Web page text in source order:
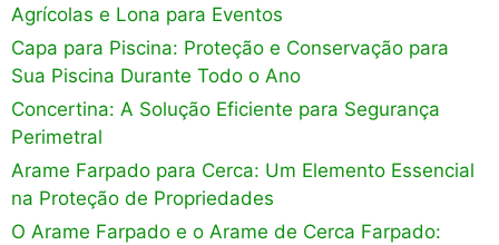
Agrícolas e Lona para Eventos
Capa para Piscina: Proteção e Conservação para
Sua Piscina Durante Todo o Ano
Concertina: A Solução Eficiente para Segurança
Perimetral
Arame Farpado para Cerca: Um Elemento Essencial
na Proteção de Propriedades
O Arame Farpado e o Arame de Cerca Farpado: